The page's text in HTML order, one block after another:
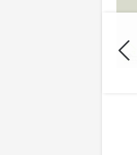
next